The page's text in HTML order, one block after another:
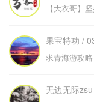
【大衣哥】
果宝特功 /
求青海游攻略
无边无际